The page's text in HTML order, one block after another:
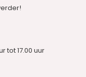
tot 17.00 uur